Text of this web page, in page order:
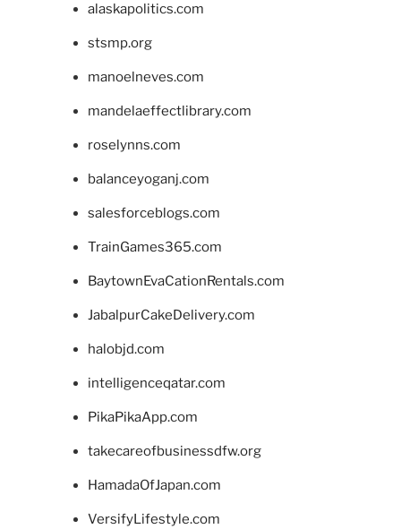
alaskapolitics.com
stsmp.org
manoelneves.com
mandelaeffectlibrary.com
roselynns.com
balanceyoganj.com
salesforceblogs.com
TrainGames365.com
BaytownEvaCationRentals.com
JabalpurCakeDelivery.com
halobjd.com
intelligenceqatar.com
PikaPikaApp.com
takecareofbusinessdfw.org
HamadaOfJapan.com
VersifyLifestyle.com